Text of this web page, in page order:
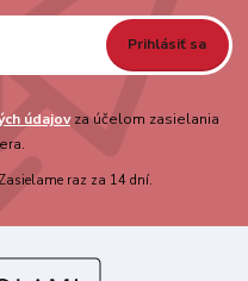
Prihlásiť sa
údajovza účelom zasielania
raz za 14 dní.